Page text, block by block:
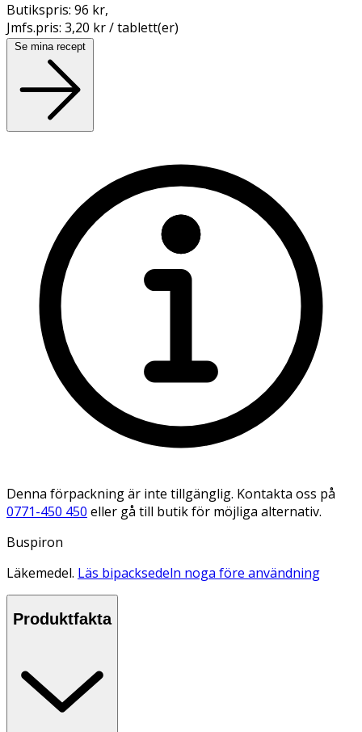
Butikspris: 96 kr,
Jmfs.pris: 3,20 kr / tablett(er)
Se mina recept
Denna förpackning är inte tillgänglig. Kontakta oss på
0771-450 450 eller gå till butik för möjliga alternativ.
Buspiron
Läkemedel. Läs bipacksedeln noga före användning
Produktfakta